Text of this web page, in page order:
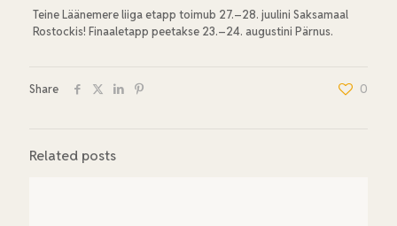
Teine Läänemere liiga etapp toimub 27.–28. juulini Saksamaal
Rostockis! Finaaletapp peetakse 23.–24. augustini Pärnus.
Share 0
Related posts